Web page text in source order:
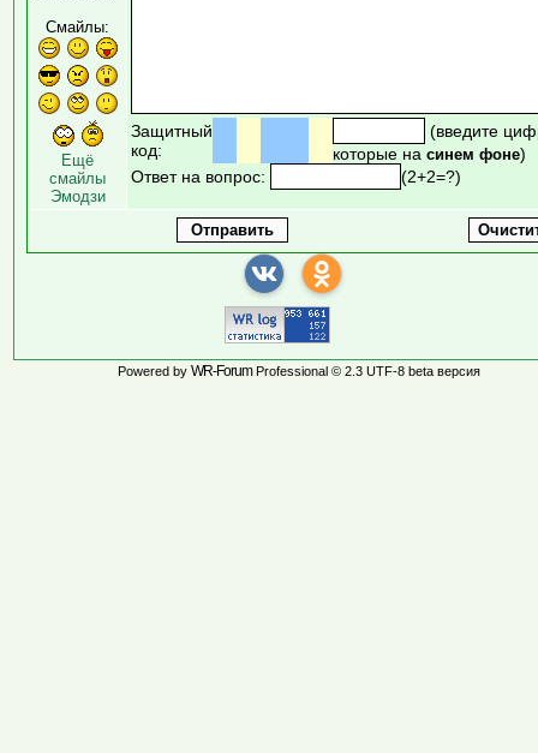
Смайлы:
Ещё
смайлы
Эмодзи
Защитный
код:
(введите
которые на синем фоне)
Ответ на вопрос:
(2+2=?)
Powered by WR-ForumProfessional © 2.3 UTF-8 beta версия